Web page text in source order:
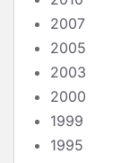
2007
2005
2003
2000
1999
1995